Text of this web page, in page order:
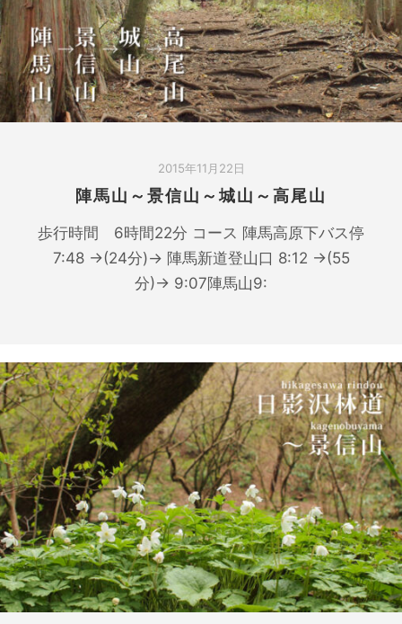
2015年11月22日
陣馬山～景信山～城山～高尾山
歩行時間 6時間22分 コース 陣馬高原下バス停
7:48 →(24分)→ 陣馬新道登山口 8:12 →(55
分)→ 9:07陣馬山9: